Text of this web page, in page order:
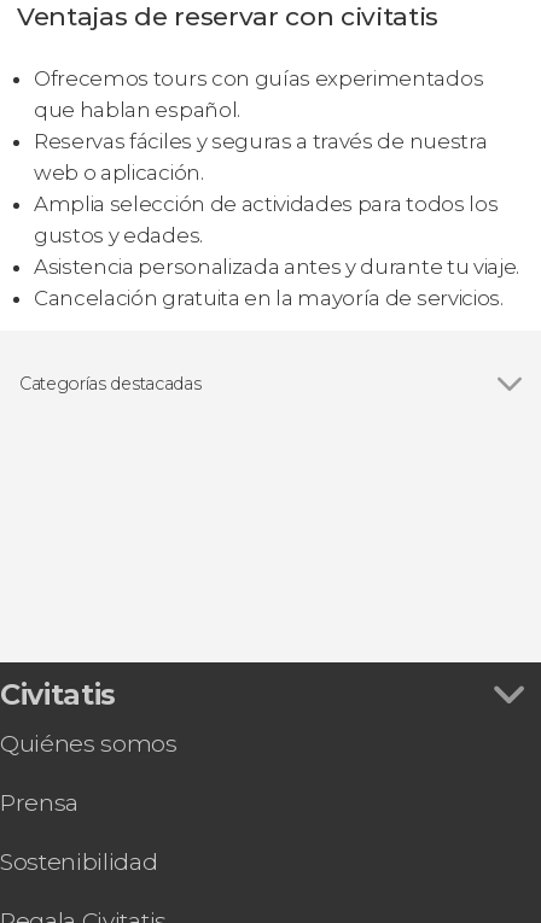
Ventajas de reservar con civitatis
Ofrecemos tours con guías experimentados
que hablan español.
Reservas fáciles y seguras a través de nuestra
web o aplicación.
Amplia selección de actividades para todos los
gustos y edades.
Asistencia personalizada antes y durante tu viaje.
Cancelación gratuita en la mayoría de servicios.
Categorías destacadas
Civitatis
Quiénes somos
Prensa
Sostenibilidad